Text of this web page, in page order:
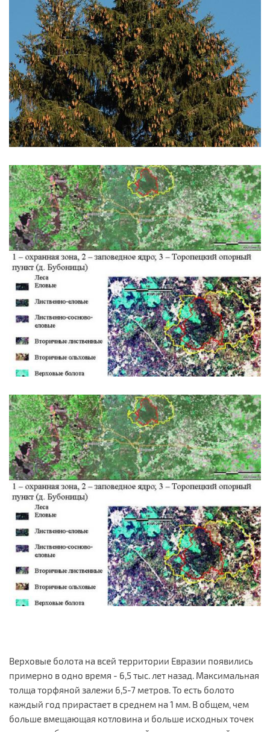
Верховые болота на всей территории Евразии появились
примерно в одно время - 6,5 тыс. лет назад. Максимальная
толща торфяной залежи 6,5-7 метров. То есть болото
каждый год прирастает в среднем на 1 мм. В общем, чем
больше вмещающая котловина и больше исходных точек